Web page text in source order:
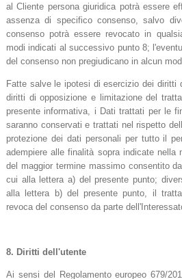
al Cliente persona giuridica potrà essere
assenza di specifico consenso, salvo
consenso potrà essere revocato in
modi indicati al successivo punto 8;
del consenso non pregiudicano in alcun
Fatte salve le ipotesi di esercizio dei diritti
diritti di opposizione e limitazione del
presente informativa, i Dati trattati per le
saranno conservati e trattati nel rispetto
protezione dei dati personali per tutto il
adempiere alle finalità sopra indicate
del maggior termine massimo consentito
cui alla lettera a) del presente punto;
alla lettera b) del presente punto, il
revoca del consenso da parte
8. Diritti dell'utente
Ai sensi del Regolamento europeo 679/